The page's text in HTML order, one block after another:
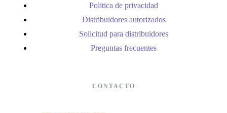
Politica de privacidad
Distribuidores autorizados
Solicitud para distribuidores
Preguntas frecuentes
CONTACTO